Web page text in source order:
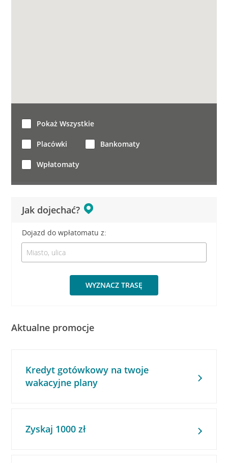
Jak dojechać?
Dojazd do wpłatomatu z:
WYZNACZ TRASĘ
Pokaż Wszystkie
Placówki Bankomaty
Wpłatomaty
Aktualne promocje
Kredyt gotówkowy na twoje
wakacyjne plany
Zyskaj 1000 zł